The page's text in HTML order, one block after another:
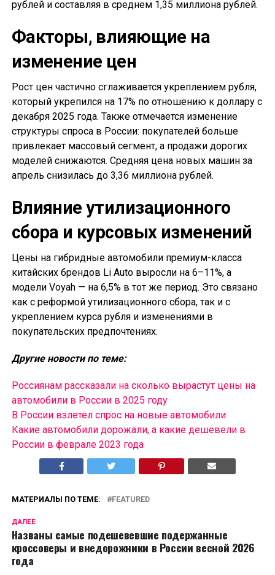
рублей и составляя в среднем 1,35 миллиона рублей.
Факторы, влияющие на
изменение цен
Рост цен частично сглаживается укреплением рубля,
который укрепился на 17% по отношению к доллару с
декабря 2025 года. Также отмечается изменение
структуры спроса в России: покупателей больше
привлекает массовый сегмент, а продажи дорогих
моделей снижаются. Средняя цена новых машин за
апрель снизилась до 3,36 миллиона рублей.
Влияние утилизационного
сбора и курсовых изменений
Цены на гибридные автомобили премиум-класса
китайских брендов Li Auto выросли на 6–11%, а
модели Voyah — на 6,5% в тот же период. Это связано
как с реформой утилизационного сбора, так и с
укреплением курса рубля и изменениями в
покупательских предпочтениях.
Другие новости по теме:
Россиянам рассказали на сколько вырастут цены на
автомобили в России в 2025 году
В России взлетел спрос на новые автомобили
Какие автомобили дорожали, а какие дешевели в
России в феврале 2023 года
МАТЕРИАЛЫ ПО ТЕМЕ: FEATURED
ДАЛЕЕ
Названы самые подешевевшие подержанные
кроссоверы и внедорожники в России весной 2026
года